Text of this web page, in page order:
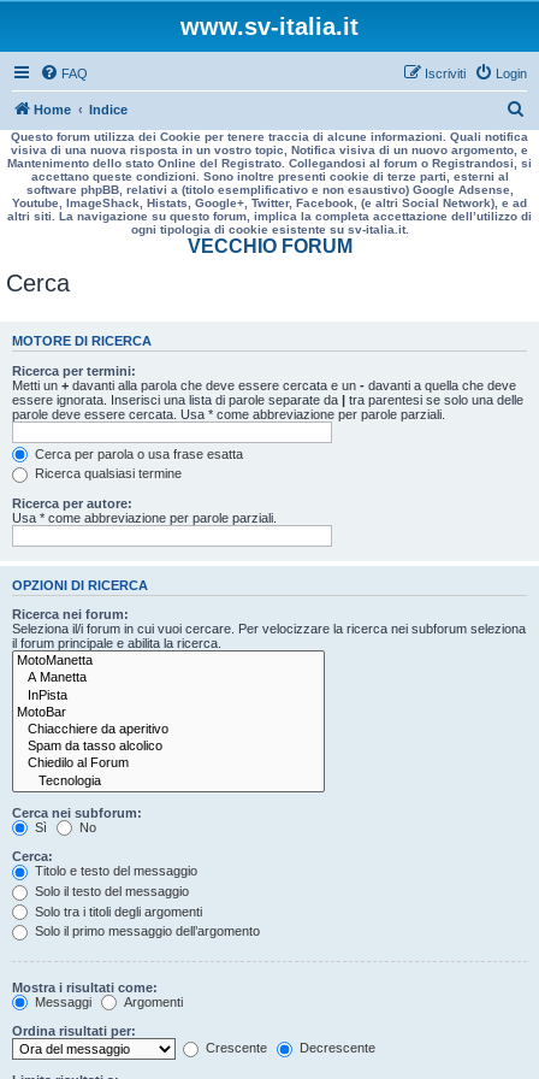
www.sv-italia.it
FAQ Login
Iscriviti
Home Indice
e
r
a
Questo forum utilizza dei Cookie per tenere traccia di alcune informazioni. Quali notifica
visiva di una nuova risposta in un vostro topic, Notifica visiva di un nuovo argomento, e
Mantenimento dello stato Online del Registrato. Collegandosi al forum o Registrandosi, si
accettano queste condizioni. Sono inoltre presenti cookie di terze parti, esterni al
software phpBB, relativi a (titolo esemplificativo e non esaustivo) Google Adsense,
Youtube, ImageShack, Histats, Google+, Twitter, Facebook, (e altri Social Network), e ad
altri siti. La navigazione su questo forum, implica la completa accettazione dell’utilizzo di
ogni tipologia di cookie esistente su sv-italia.it.
VECCHIO FORUM
Cerca
MOTORE DI RICERCA
Ricerca per termini:
Metti un + davanti alla parola che deve essere cercata e un - davanti a quella che deve
essere ignorata. Inserisci una lista di parole separate da | tra parentesi se solo una delle
parole deve essere cercata. Usa * come abbreviazione per parole parziali.
Cerca per parola o usa frase esatta
Ricerca qualsiasi termine
Ricerca per autore:
Usa * come abbreviazione per parole parziali.
OPZIONI DI RICERCA
Ricerca nei forum:
Seleziona il/i forum in cui vuoi cercare. Per velocizzare la ricerca nei subforum seleziona
il forum principale e abilita la ricerca.
Cerca nei subforum:
Sì
No
Cerca:
Titolo e testo del messaggio
Solo il testo del messaggio
Solo tra i titoli degli argomenti
Solo il primo messaggio dell’argomento
Mostra i risultati come:
Messaggi
Argomenti
Ordina risultati per:
Crescente
Decrescente